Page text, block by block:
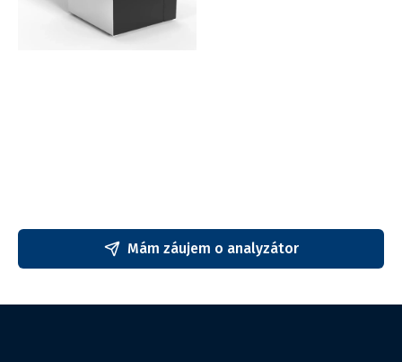
Mám záujem o analyzátor